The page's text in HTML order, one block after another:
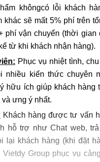
khôngcó lỗi khách
khác sẽ mất 5% phí trên
phí vận chuyển (thời gian
từ khi khách nhận hàng).
Phục vụ nhiệt tình,
nhiều kiến thức chuyên
hữu ích giúp khách hàng
ưng ý nhất.
Khách hàng được tư vấn
hỗ trợ như Chat web,
lại khách hàng (khi đặt
Group phục vụ